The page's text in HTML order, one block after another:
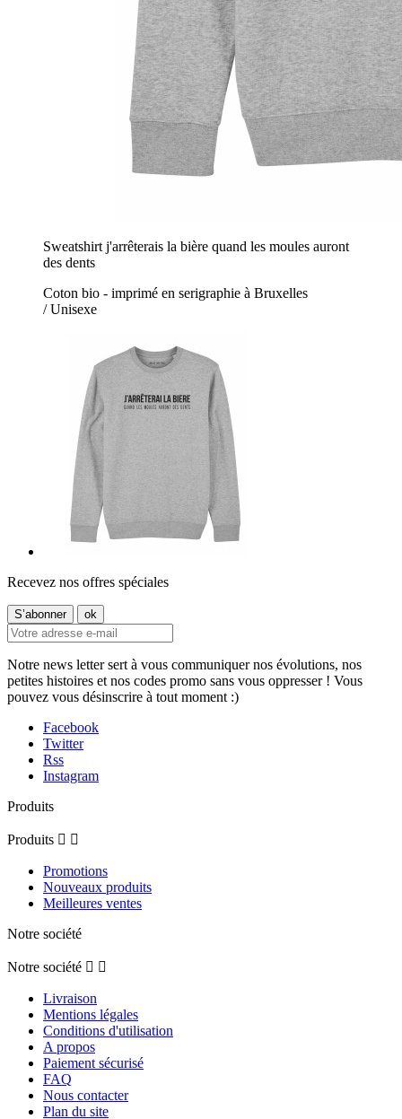
Sweatshirt j'arrêterais la bière quand les moules auront
des dents
Coton bio - imprimé en serigraphie à Bruxelles
/ Unisexe
Recevez nos offres spéciales
Notre news letter sert à vous communiquer nos évolutions, nos
petites histoires et nos codes promo sans vous oppresser ! Vous
pouvez vous désinscrire à tout moment :)
Facebook
Twitter
Rss
Instagram
Produits
Produits  
Promotions
Nouveaux produits
Meilleures ventes
Notre société
Notre société  
Livraison
Mentions légales
Conditions d'utilisation
A propos
Paiement sécurisé
FAQ
Nous contacter
Plan du site